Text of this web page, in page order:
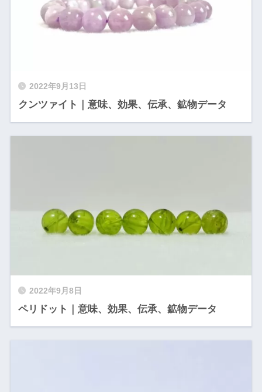
2022年9月13日
クンツァイト｜意味、効果、伝承、鉱物データ
2022年9月8日
ペリドット｜意味、効果、伝承、鉱物データ